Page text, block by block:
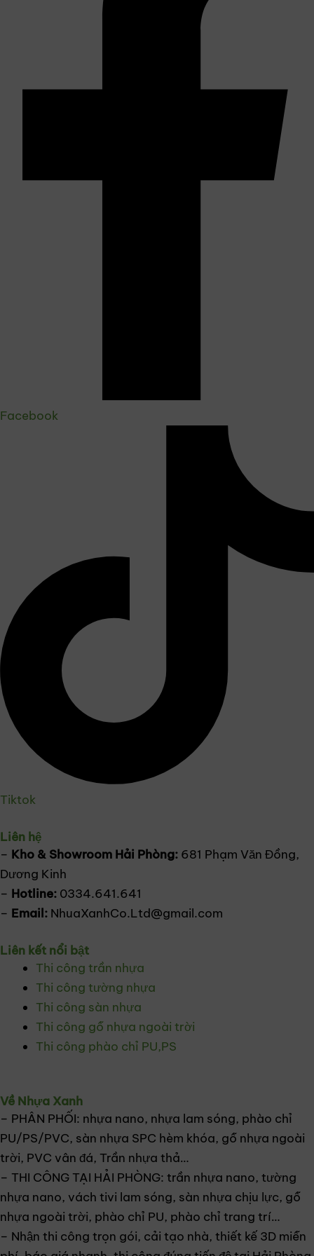
Facebook
Tiktok
Liên hệ
– Kho & Showroom Hải Phòng: 681 Phạm Văn Đồng,
Dương Kinh
– Hotline: 0334.641.641
– Email: NhuaXanhCo.Ltd@gmail.com
Liên kết nổi bật
Thi công trần nhựa
Thi công tường nhựa
Thi công sàn nhựa
Thi công gỗ nhựa ngoài trời
Thi công phào chỉ PU,PS
Về Nhựa Xanh
– PHÂN PHỐI: nhựa nano, nhựa lam sóng, phào chỉ
PU/PS/PVC, sàn nhựa SPC hèm khóa, gỗ nhựa ngoài
trời, PVC vân đá, Trần nhựa thả…
– THI CÔNG TẠI HẢI PHÒNG: trần nhựa nano, tường
nhựa nano, vách tivi lam sóng, sàn nhựa chịu lực, gỗ
nhựa ngoài trời, phào chỉ PU, phào chỉ trang trí…
– Nhận thi công trọn gói, cải tạo nhà, thiết kế 3D miễn